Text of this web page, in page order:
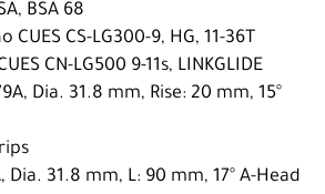
BSA 68
CUES CS-LG300-9, HG, 11-36T
CN-LG500 9-11s, LINKGLIDE
Dia. 31.8 mm, Rise: 20 mm, 15°
Dia. 31.8 mm, L: 90 mm, 17° A-Head